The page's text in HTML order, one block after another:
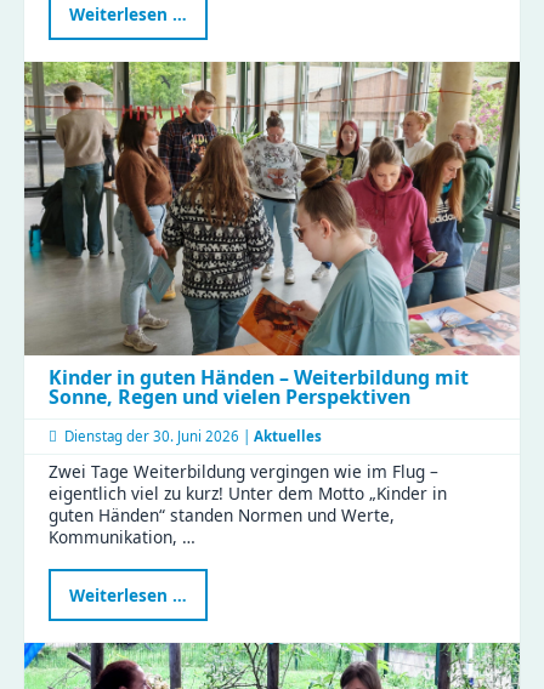
Weiterlesen …
besonderer
Tag
in
der
Gustav
|
Clubraum
eingeweiht
Kinder in guten Händen – Weiterbildung mit
Sonne, Regen und vielen Perspektiven
Dienstag der 30. Juni 2026 | Aktuelles
Zwei Tage Weiterbildung vergingen wie im Flug –
eigentlich viel zu kurz! Unter dem Motto „Kinder in
guten Händen“ standen Normen und Werte,
Kommunikation, …
Weiterlesen …
in
guten
Händen
–